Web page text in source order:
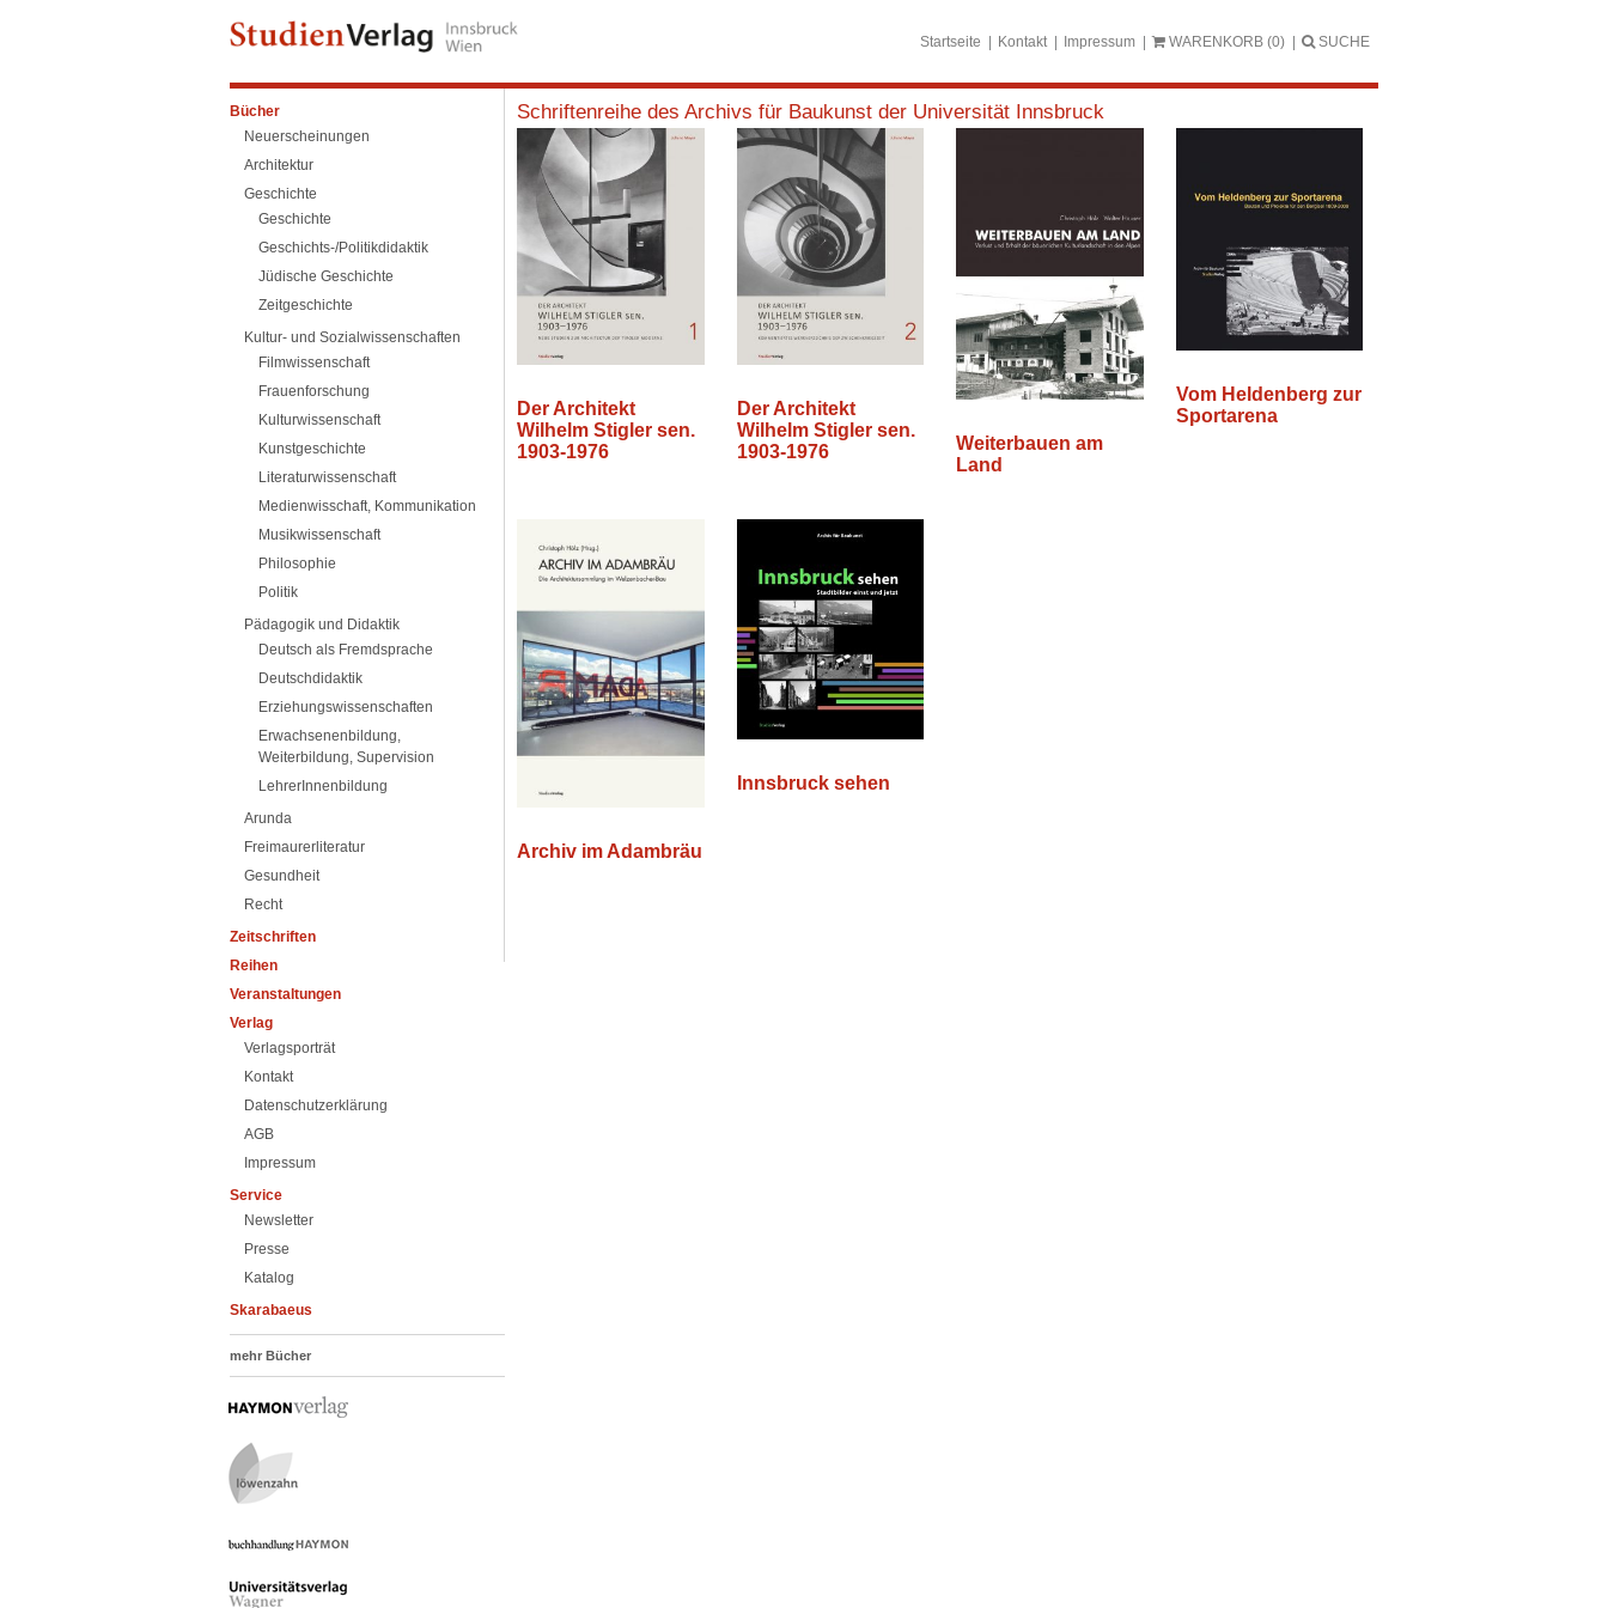
Startseite Kontakt Impressum WARENKORB (0) SUCHE
Bücher
Neuerscheinungen
Architektur
Geschichte
Geschichte
Geschichts-/Politikdidaktik
Jüdische Geschichte
Zeitgeschichte
Kultur- und Sozialwissenschaften
Filmwissenschaft
Frauenforschung
Kulturwissenschaft
Kunstgeschichte
Literaturwissenschaft
Medienwisschaft, Kommunikation
Musikwissenschaft
Philosophie
Politik
Pädagogik und Didaktik
Deutsch als Fremdsprache
Deutschdidaktik
Erziehungswissenschaften
Erwachsenenbildung,
Weiterbildung, Supervision
LehrerInnenbildung
Arunda
Freimaurerliteratur
Gesundheit
Recht
Zeitschriften
Reihen
Veranstaltungen
Verlag
Verlagsporträt
Kontakt
Datenschutzerklärung
AGB
Impressum
Service
Newsletter
Presse
Katalog
Skarabaeus
mehr Bücher
Schriftenreihe des Archivs für Baukunst der Universität Innsbruck
Der Architekt
Wilhelm Stigler sen.
1903-1976
Der Architekt
Wilhelm Stigler sen.
1903-1976
Weiterbauen am
Land
Vom Heldenberg zur
Sportarena
Archiv im Adambräu
Innsbruck sehen